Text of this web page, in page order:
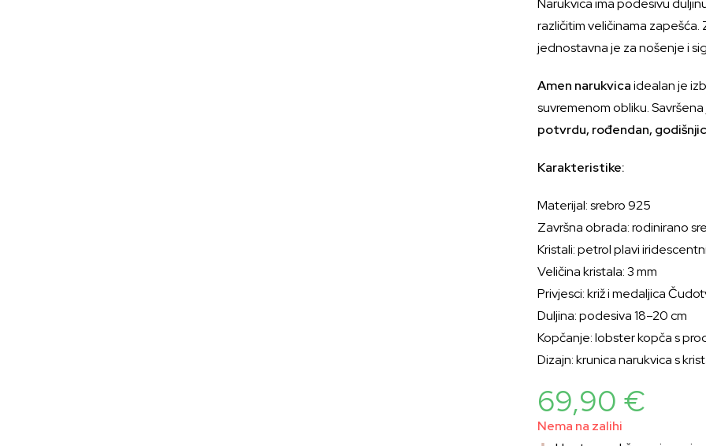
Narukvica ima podesivu
različitim veličinama
jednostavna je za nošenje i
Amen narukvicaidealan je
suvremenom obliku.
potvrdu, rođendan,
Karakteristike:
Materijal: srebro 925
Završna obrada: rodinirano
Kristali: petrol plavi
Veličina kristala: 3 mm
Privjesci: križ i medaljica
Duljina: podesiva 18–20 cm
Kopčanje: lobster kopča s
Dizajn: krunica narukvica s
69,90 €
Nema na zalihi